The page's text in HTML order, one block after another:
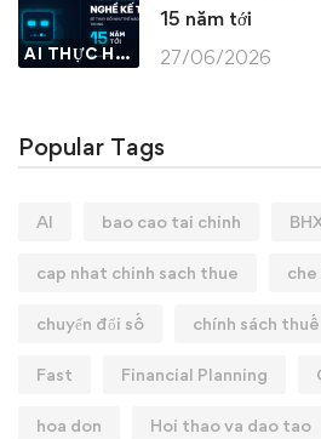
AI THỰC HÀNH
15 năm tới
27/06/2026
Popular Tags
AI bao cao tai chinh
cap nhat chinh sach thue
chuyển đổi số chính sách thuế
Fast Financial Planning
hoa don Hoi thao va dao tao